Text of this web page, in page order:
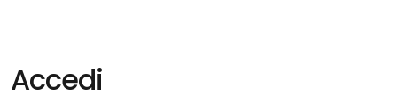
Servizi
Accedi